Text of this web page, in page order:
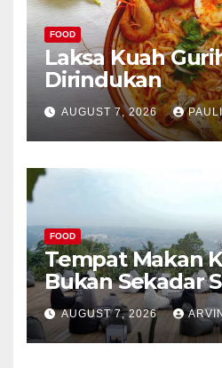
FOOD
Laksa Kuah
Dirindukan
AUGUST 7, 2026
FOOD
Tempat Makan
Bukan Sekadar
AUGUST 7, 2026